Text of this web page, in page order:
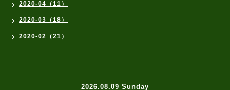
2020-04（11）
2020-03（18）
2020-02（21）
2026.08.09 Sunday